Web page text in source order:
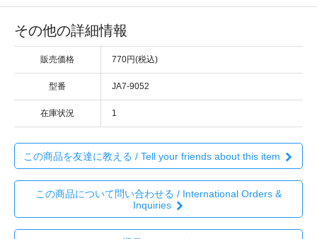
その他の詳細情報
販売価格 770円(税込)
型番 JA7-9052
在庫状況 1
この商品を友達に教える / Tell your friends about this item
この商品について問い合わせる / International Orders &
Inquiries